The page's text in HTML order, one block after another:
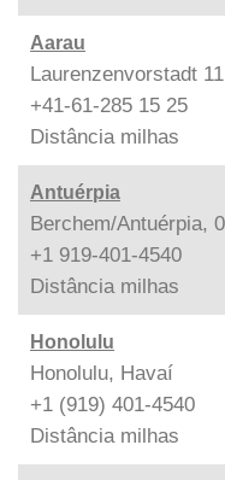
Aarau
Laurenzenvorstadt
+41-61-285 15 25
Distância milhas
Antuérpia
Berchem/Antuérpia,
+1 919-401-4540
Distância milhas
Honolulu
Honolulu, Havaí
+1 (919) 401-4540
Distância milhas